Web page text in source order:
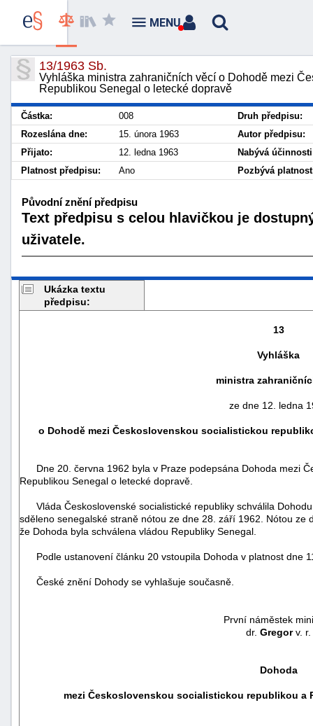
13/1963 Sb.
Vyhláška ministra zahraničních věcí o Dohodě mezi
Republikou Senegal o letecké dopravě
Částka: 008
Druh předpisu:
Rozeslána dne:
15. února 1963
Autor předpisu:
Přijato:
12. ledna 1963
Nabývá
Platnost předpisu:
Ano Pozbývá
Původní znění předpisu
Text předpisu s celou hlavičkou je
uživatele.
Ukázka textu
předpisu:
13
Vyhláška
ministra
ze dne 12. ledna
o Dohodě mezi Československou socialistickou
Dne 20. června 1962 byla v Praze podepsána Dohoda mezi
Republikou Senegal o letecké dopravě.
Vláda Československé socialistické republiky schválila
sděleno senegalské straně nótou ze dne 28. září 1962. Nótou ze
že Dohoda byla schválena vládou Republiky Senegal.
Podle ustanovení článku 20 vstoupila Dohoda v platnost dne
České znění Dohody se vyhlašuje současně.
První náměstek
dr. Gregorv. r.
Dohoda
mezi Československou socialistickou republikou a
MENU
náhrady